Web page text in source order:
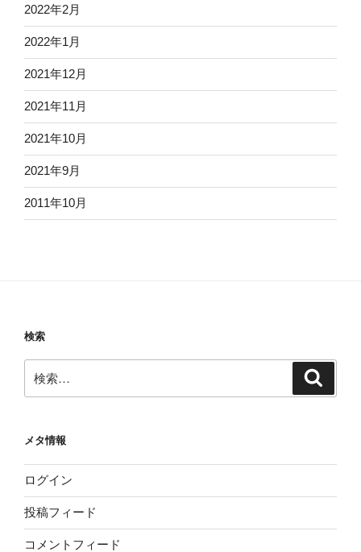
2022年2月
2022年1月
2021年12月
2021年11月
2021年10月
2021年9月
2011年10月
検索
索:
メタ情報
ログイン
投稿フィード
コメントフィード